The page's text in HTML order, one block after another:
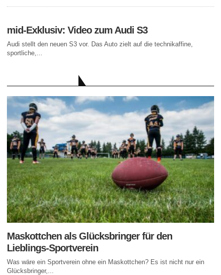
mid-Exklusiv: Video zum Audi S3
Audi stellt den neuen S3 vor. Das Auto zielt auf die technikaffine,
sportliche,...
Maskottchen als Glücksbringer für den
Lieblings-Sportverein
Was wäre ein Sportverein ohne ein Maskottchen? Es ist nicht nur ein
Glücksbringer,...